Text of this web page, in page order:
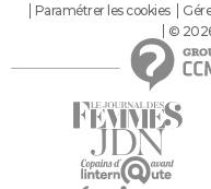
Paramétrer les cookies
©